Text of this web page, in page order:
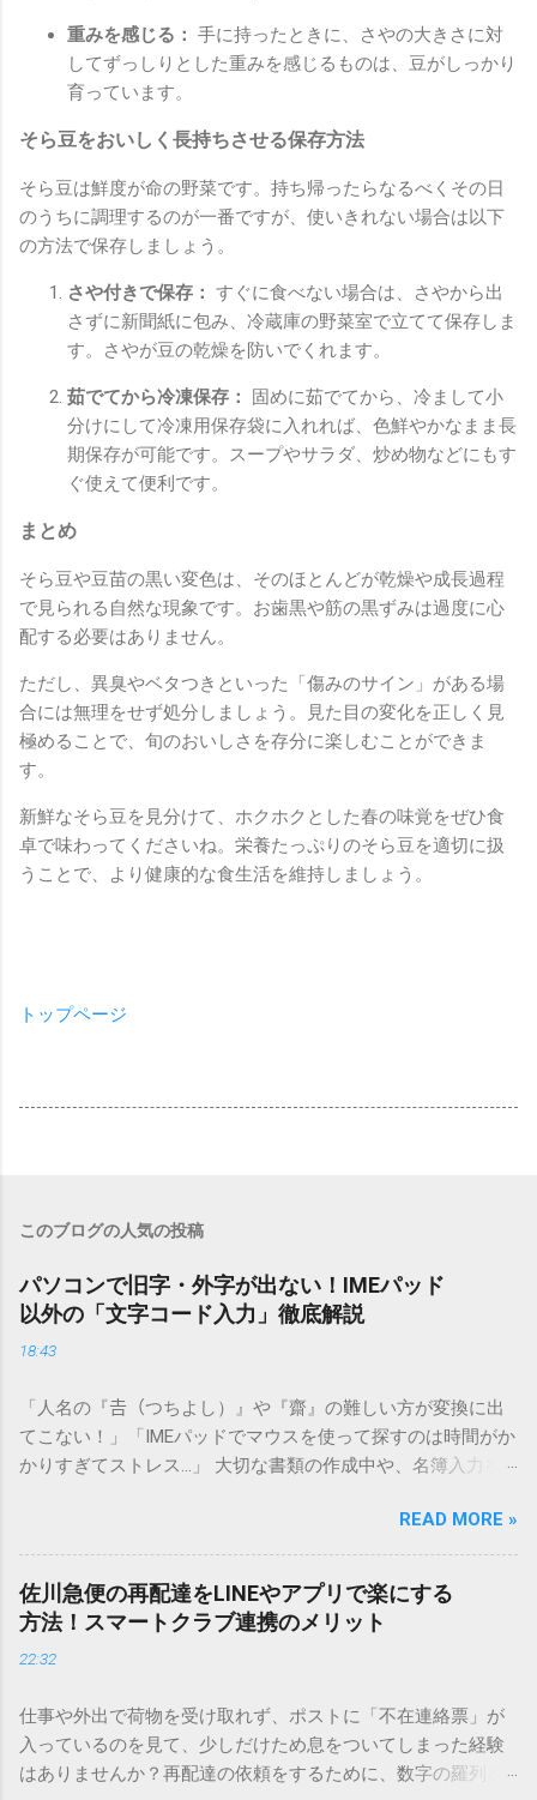
重みを感じる： 手に持ったときに、さやの大きさに対
してずっしりとした重みを感じるものは、豆がしっかり
育っています。
そら豆をおいしく長持ちさせる保存方法
そら豆は鮮度が命の野菜です。持ち帰ったらなるべくその日
のうちに調理するのが一番ですが、使いきれない場合は以下
の方法で保存しましょう。
さや付きで保存： すぐに食べない場合は、さやから出
さずに新聞紙に包み、冷蔵庫の野菜室で立てて保存しま
す。さやが豆の乾燥を防いでくれます。
茹でてから冷凍保存：
固めに茹でてから、冷まして小
分けにして冷凍用保存袋に入れれば、色鮮やかなまま長
期保存が可能です。スープやサラダ、炒め物などにもす
ぐ使えて便利です。
まとめ
そら豆や豆苗の黒い変色は、そのほとんどが乾燥や成長過程
で見られる自然な現象です。お歯黒や筋の黒ずみは過度に心
配する必要はありません。
ただし、異臭やベタつきといった「傷みのサイン」がある場
合には無理をせず処分しましょう。見た目の変化を正しく見
極めることで、旬のおいしさを存分に楽しむことができま
す。
新鮮なそら豆を見分けて、ホクホクとした春の味覚をぜひ食
卓で味わってくださいね。栄養たっぷりのそら豆を適切に扱
うことで、より健康的な食生活を維持しましょう。
トップページ
このブログの人気の投稿
パソコンで旧字・外字が出ない！IMEパッド
以外の「文字コード入力」徹底解説
18:43
「人名の『𠮷（つちよし）』や『齋』の難しい方が変換に出
てこない！」「IMEパッドでマウスを使って探すのは時間がか
かりすぎてストレス…」 大切な書類の作成中や、名簿入力を
てしまいますよね。多くの人が「IMEパッド（手書き入力）」
を使いますが、実はマウスで一画ずつ書くのは非効率です
し、似た漢字が多すぎて結局見つからないことも少なくあり
ません。 そこで今回は、IMEパッドを使わずに、特定のコー
ドを打ち込むだけで一瞬で旧字や外字、特殊記号を呼び出す
「文字コード入力」のテクニックを詳しく解説します。 この
必要はありません。 1. なぜ「変換」しても旧字・外字が出て
こないのか？ そもそも、なぜ普通の変換で出てこない漢字が
あるのでしょうか。その理由は、パソコンが文字を認識する
READ MORE »
佐川急便の再配達をLINEやアプリで楽にする
方法！スマートクラブ連携のメリット
22:32
仕事や外出で荷物を受け取れず、ポストに「不在連絡票」が
入っているのを見て、少しだけため息をついてしまった経験
はありませんか？再配達の依頼をするために、数字の羅列を